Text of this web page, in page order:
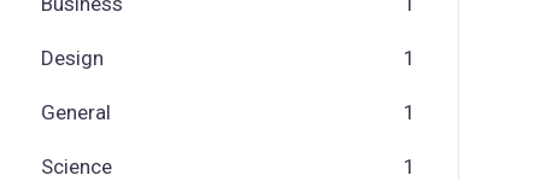
Design 1
General 1
Science 1